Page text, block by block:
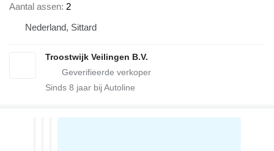
Aantal assen 2
Nederland, Sittard
Troostwijk Veilingen B.V.
Sinds 8 jaar bij Autoline